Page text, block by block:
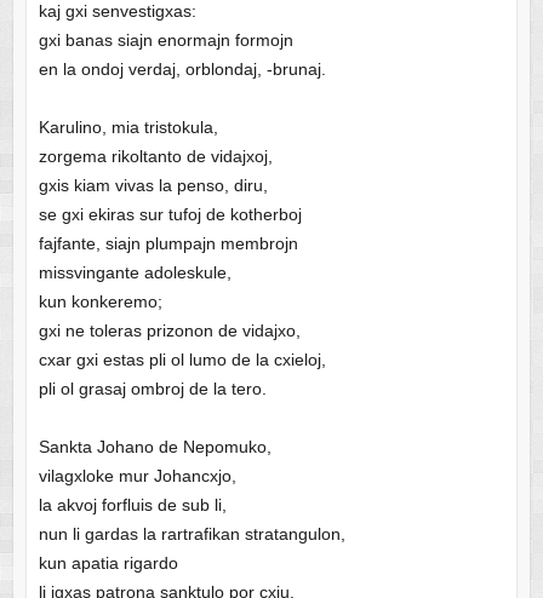
kaj gxi senvestigxas:
gxi banas siajn enormajn formojn
en la ondoj verdaj, orblondaj, -brunaj.
Karulino, mia tristokula,
zorgema rikoltanto de vidajxoj,
gxis kiam vivas la penso, diru,
se gxi ekiras sur tufoj de kotherboj
fajfante, siajn plumpajn membrojn
missvingante adoleskule,
kun konkeremo;
gxi ne toleras prizonon de vidajxo,
cxar gxi estas pli ol lumo de la cxieloj,
pli ol grasaj ombroj de la tero.
Sankta Johano de Nepomuko,
vilagxloke mur Johancxjo,
la akvoj forfluis de sub li,
nun li gardas la rartrafikan stratangulon,
kun apatia rigardo
li igxas patrona sanktulo por cxiu,